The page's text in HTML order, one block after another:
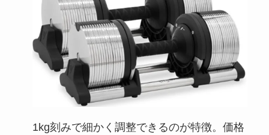
1kg刻みで細かく調整できるのが特徴。価格